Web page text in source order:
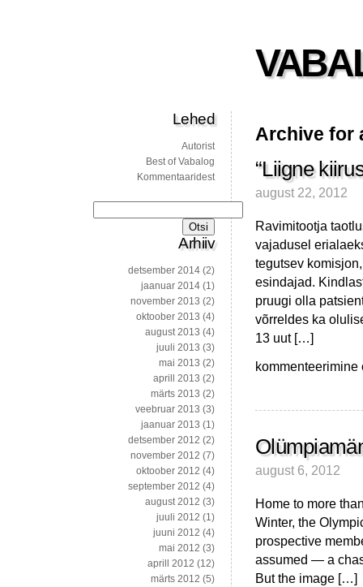
Archive for
“Liigne
august 22, 2012
Ravimitootja
vajadusel
tegutsev
esindajad.
pruugi olla
võrreldes ka
13 uut […]
“Liigne
turule
august 6, 2012
Home to more
Winter, the
prospective
assumed — a
But the image […]
Lehed
Autorist
Best of Vabalog
Kommentaaridest
Arhiiv
detsember 2014 (2)
jaanuar 2014 (1)
november 2013 (2)
oktoober 2013 (4)
august 2013 (4)
juuli 2013 (3)
mai 2013 (2)
aprill 2013 (2)
märts 2013 (2)
veebruar 2013 (3)
jaanuar 2013 (1)
detsember 2012 (2)
november 2012 (7)
oktoober 2012 (4)
september 2012 (4)
august 2012 (3)
juuli 2012 (1)
juuni 2012 (4)
mai 2012 (3)
aprill 2012 (12)
märts 2012 (5)